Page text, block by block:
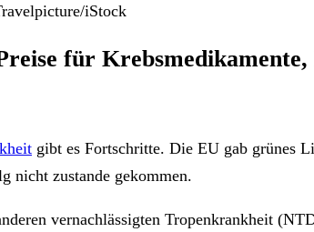
iStock
für
gibt es Fortschritte. Die EU gab grünes
nicht zustande gekommen.
vernachlässigten Tropenkrankheit